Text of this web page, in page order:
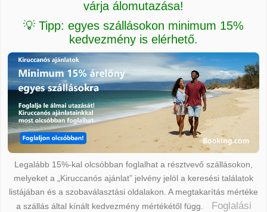
várja álomutazása!
💡 Tipp: egyes szállásokon minimum 15%
kedvezmény is elérhető.
Legalább 15%-kal olcsóbban foglalhat a résztvevő szállásokon,
melyeket a „Kiruccanós ajánlat” jelvény jelöl a keresési találatok
listájában és a szobaválasztási oldalakon. A megtakarítás mértéke
a szállás által kínált kedvezmény mértékétől függ.
Foglalási